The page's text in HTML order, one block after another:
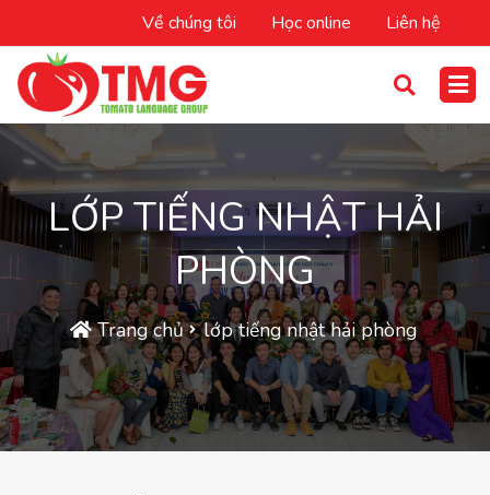
Về chúng tôi Học online Liên hệ
LỚP TIẾNG NHẬT HẢI
PHÒNG
Trang chủ lớp tiếng nhật hải phòng